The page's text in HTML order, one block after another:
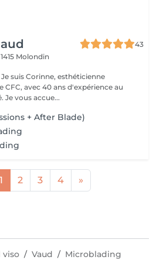
43
Molondin
CFC, avec 40 ans d'expérience au
Je vous accue...
+ After Blade)
1 2 3 4 »
viso Vaud Microblading